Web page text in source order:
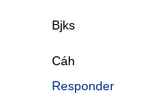
Bjks
Cáh
Responder